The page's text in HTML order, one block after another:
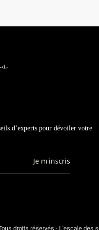
d’experts pour dévoiler votre
Je m'inscris
droits réservés - L'escale des